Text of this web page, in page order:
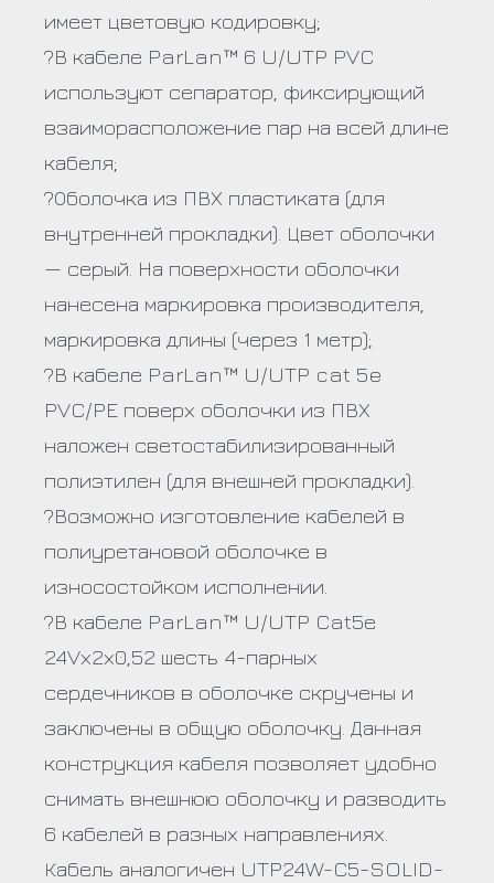
имеет цветовую кодировку;
?В кабеле ParLan™ 6 U/UTP PVC
используют сепаратор, фиксирующий
взаиморасположение пар на всей длине
кабеля;
?Оболочка из ПВХ пластиката (для
внутренней прокладки). Цвет оболочки
— серый. На поверхности оболочки
нанесена маркировка производителя,
маркировка длины (через 1 метр);
?В кабеле ParLan™ U/UTP cat 5e
PVC/PE поверх оболочки из ПВХ
наложен светостабилизированный
полиэтилен (для внешней прокладки).
?Возможно изготовление кабелей в
полиуретановой оболочке в
износостойком исполнении.
?В кабеле ParLan™ U/UTP Cat5е
24Vх2х0,52 шесть 4-парных
сердечников в оболочке скручены и
заключены в общую оболочку. Данная
конструкция кабеля позволяет удобно
снимать внешнюю оболочку и разводить
6 кабелей в разных направлениях.
Кабель аналогичен UTP24W-C5-SOLID-